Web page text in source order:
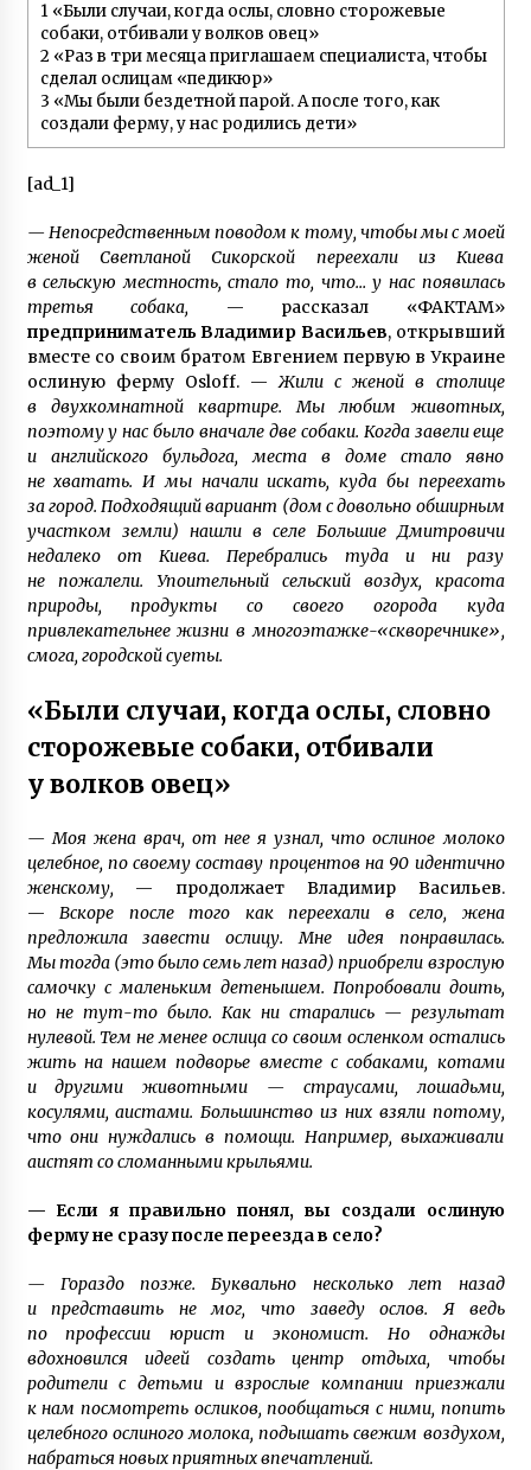
«Фото Ивана на фронте увидела в списке
друзей у кого-то в Facebook. Местность
показалась мне знакомой. И я написала ему»
3 года ago
Призер Паралимпийских игр Светлана
Трифонова рассказала о любви, разводе с
В Одессе дочь через 21 год нашла пропавшую
без вести мать благодаря организации Новая
жизнь
7 лет ago
Героиня ФАКТОВ Таня Воронина, которую
облил кислотой ухажер, рассказала о
рождении у нее двойняшек
3 года ago
Вся семья Елены Куклы из Богуслава
Киевской области защищала Украину на
Донбассе
7 лет ago
Антон Васалатий умножает в уме миллионы
чисел и трижды победил на чемпионате
Украины по основам счета
6 лет ago
зоне 16 лет, открыл выставку картин в Киеве
6 лет ago
1«Были случаи, когда ослы, словно сторожевые
собаки, отбивали у волков овец»
2 «Раз в три месяца приглашаем специалиста, чтобы
сделал ослицам «педикюр»
3 «Мы были бездетной парой. А после того, как
создали ферму, у нас родились дети»
[ad_1]
— Непосредственным поводом к тому, чтобы мы с моей
женой Светланой Сикорской переехали из Киева
в сельскую местность, стало то, что… у нас появилась
третья собака, — рассказал «ФАКТАМ»
предприниматель Владимир Васильев, открывший
вместе со своим братом Евгением первую в Украине
ослиную ферму Оsloff. —Жили с женой в столице
в двухкомнатной квартире. Мы любим животных,
поэтому у нас было вначале две собаки. Когда завели еще
и английского бульдога, места в доме стало явно
не хватать. И мы начали искать, куда бы переехать
за город. Подходящий вариант (дом с довольно обширным
участком земли) нашли в селе Большие Дмитровичи
недалеко от Киева. Перебрались туда и ни разу
не пожалели. Упоительный сельский воздух, красота
природы, продукты со своего огорода куда
привлекательнее жизни в многоэтажке-«скворечнике»,
смога, городской суеты.
«Были случаи, когда ослы, словно
сторожевые собаки, отбивали
у волков овец»
— Моя жена врач, от нее я узнал, что ослиное молоко
целебное, по своему составу процентов на 90 идентично
женскому, — продолжает Владимир Васильев.
— Вскоре после того как переехали в село, жена
предложила завести ослицу. Мне идея понравилась.
Мы тогда (это было семь лет назад) приобрели взрослую
самочку с маленьким детенышем. Попробовали доить,
но не тут-то было. Как ни старались — результат
нулевой. Тем не менее ослица со своим осленком остались
жить на нашем подворье вместе с собаками, котами
и другими животными — страусами, лошадьми,
косулями, аистами. Большинство из них взяли потому,
что они нуждались в помощи. Например, выхаживали
аистят со сломанными крыльями.
— Если я правильно понял, вы создали ослиную
ферму не сразу после переезда в село?
— Гораздо позже. Буквально несколько лет назад
и представить не мог, что заведу ослов. Я ведь
по профессии юрист и экономист. Но однажды
вдохновился идеей создать центр отдыха, чтобы
родители с детьми и взрослые компании приезжали
к нам посмотреть осликов, пообщаться с ними, попить
целебного ослиного молока, подышать свежим воздухом,
набраться новых приятных впечатлений.